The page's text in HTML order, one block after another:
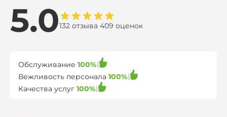
5.0132 отзыва 409 оценок
Обслуживание 100%
Вежливость персонала 100%
Качества услуг 100%